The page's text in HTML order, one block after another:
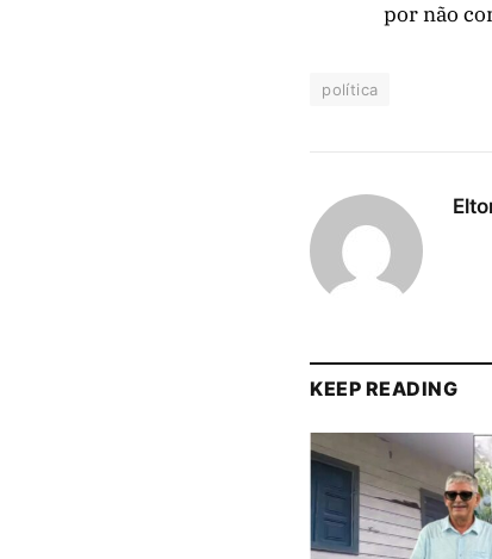
por não
política
KEEP READING